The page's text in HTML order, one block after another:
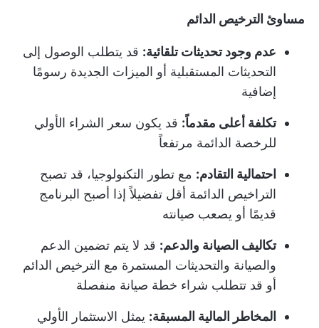
مساوئ الترخيص الدائم
عدم وجود تحديثات تلقائية: قد يتطلب الوصول إلى
التحديثات المستقبلية أو الميزات الجديدة رسومًا
إضافية
تكلفة أعلى مقدماً: قد يكون سعر الشراء الأولي
للرخصة الدائمة مرتفعاً
احتمالية التقادم: مع تطور التكنولوجيا، قد تصبح
التراخيص الدائمة أقل تفضيلاً إذا أصبح البرنامج
قديمًا أو يصعب صيانته
تكاليف الصيانة والدعم: قد لا يتم تضمين الدعم
والصيانة والتحديثات المستمرة مع الترخيص الدائم
أو قد تتطلب شراء خطة صيانة منفصلة
المخاطر المالية المسبقة: يمثل الاستثمار الأولي